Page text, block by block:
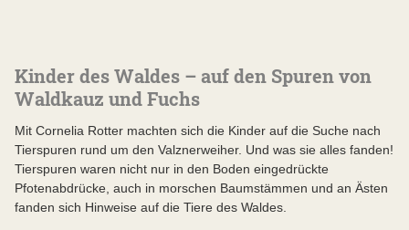
Kinder des Waldes – auf den Spuren von
Waldkauz und Fuchs
Mit Cornelia Rotter machten sich die Kinder auf die Suche nach
Tierspuren rund um den Valznerweiher. Und was sie alles fanden!
Tierspuren waren nicht nur in den Boden eingedrückte
Pfotenabdrücke, auch in morschen Baumstämmen und an Ästen
fanden sich Hinweise auf die Tiere des Waldes.